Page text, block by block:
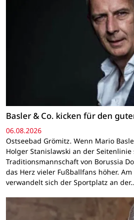
Basler & Co. kicken für den
06.08.2026
Ostseebad Grömitz. Wenn Mario
Holger Stanislawski an der
Traditionsmannschaft von Borussia
das Herz vieler Fußballfans höher.
verwandelt sich der Sportplatz an